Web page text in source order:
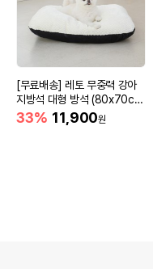
[무료배송] 레토 무중력 강아
지방석 대형 방석 (80x70c
m)
33% 11,900원